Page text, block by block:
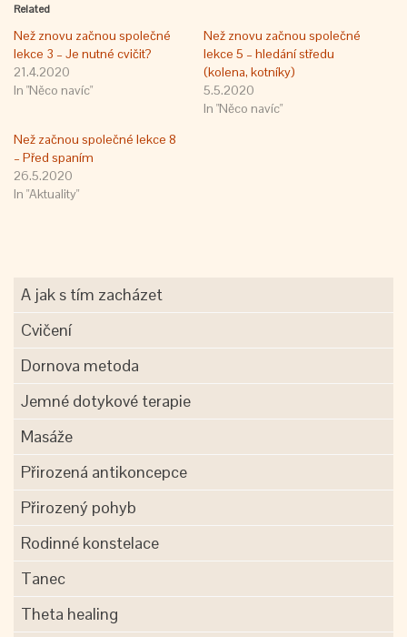
Related
Než znovu začnou společné
lekce 3 – Je nutné cvičit?
21.4.2020
In "Něco navíc"
Než znovu začnou společné
lekce 5 – hledání středu
(kolena, kotníky)
5.5.2020
In "Něco navíc"
Než začnou společné lekce 8
– Před spaním
26.5.2020
In "Aktuality"
A jak s tím zacházet
Cvičení
Dornova metoda
Jemné dotykové terapie
Masáže
Přirozená antikoncepce
Přirozený pohyb
Rodinné konstelace
Tanec
Theta healing